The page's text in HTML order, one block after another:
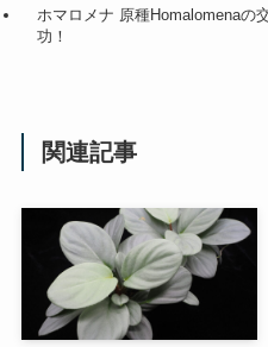
ホマロメナ 原種Homalomenaの
功！
関連記事